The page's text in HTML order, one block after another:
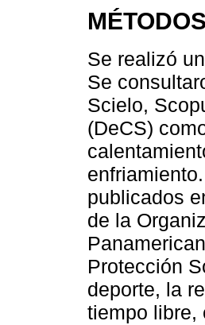
MÉTODOS
Se realizó
Se
Scielo,
(DeCS)
publicados
de la
Protección
deporte, la
tiempo libre,